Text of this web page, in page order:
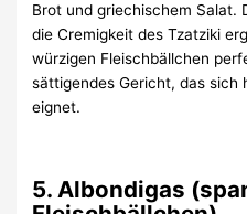
Brot und griechischem Salat.
die Cremigkeit des Tzatziki
würzigen Fleischbällchen
sättigendes Gericht, das sich
eignet.
5. Albondigas